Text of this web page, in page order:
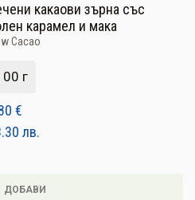
какаови зърна със
карамел и мака
Cacao
г
€
лв.
ДОБАВИ